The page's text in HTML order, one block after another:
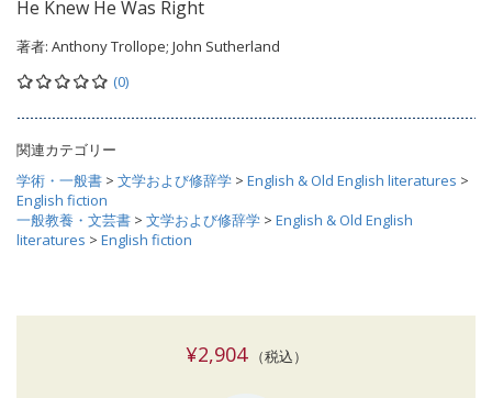
He Knew He Was Right
著者: Anthony Trollope; John Sutherland
(0)
関連カテゴリー
学術・一般書 > 文学および修辞学 > English & Old English literatures >
English fiction
一般教養・文芸書 > 文学および修辞学 > English & Old English
literatures > English fiction
¥2,904（税込）